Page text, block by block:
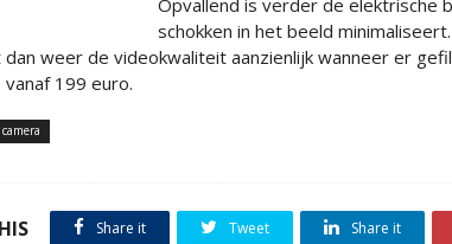
Opvallend is verder de elektrische
schokken in het beeld
weer de videokwaliteit aanzienlijk wanneer er
199 euro.
Share it Tweet Share it